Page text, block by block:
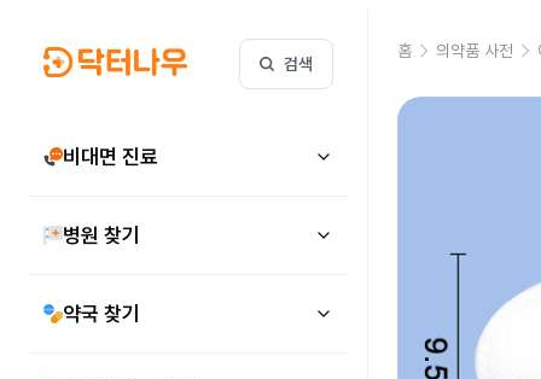
검색
비대면 진료
병원 찾기
약국 찾기
홈 의약품 사전